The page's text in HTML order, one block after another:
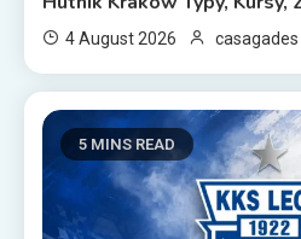
4 August 2026 casagades
5 MINS READ